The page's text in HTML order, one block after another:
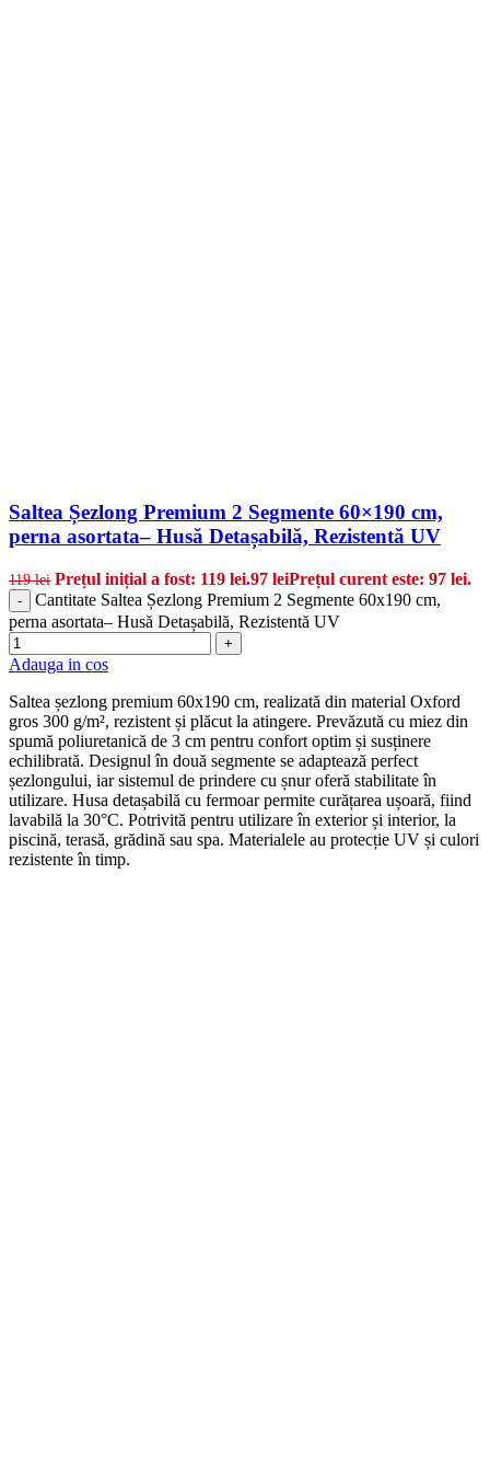
Saltea Șezlong Premium 2 Segmente 60×190 cm,
perna asortata– Husă Detașabilă, Rezistentă UV
119lei Prețul inițial a fost: 119 lei.97 leiPrețul curent este: 97 lei.
-
Cantitate Saltea Șezlong Premium 2 Segmente 60x190 cm,
perna asortata– Husă Detașabilă, Rezistentă UV
+
Adauga in cos
Saltea șezlong premium 60x190 cm, realizată din material Oxford
gros 300 g/m², rezistent și plăcut la atingere. Prevăzută cu miez din
spumă poliuretanică de 3 cm pentru confort optim și susținere
echilibrată. Designul în două segmente se adaptează perfect
șezlongului, iar sistemul de prindere cu șnur oferă stabilitate în
utilizare. Husa detașabilă cu fermoar permite curățarea ușoară, fiind
lavabilă la 30°C. Potrivită pentru utilizare în exterior și interior, la
piscină, terasă, grădină sau spa. Materialele au protecție UV și culori
rezistente în timp.